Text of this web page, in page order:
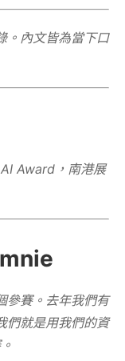
。內文皆為當下口
Award，南港展
參賽。去年我們有
們就是用我們的資